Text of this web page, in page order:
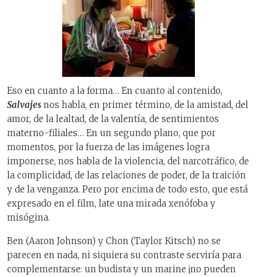
Eso en cuanto a la forma… En cuanto al contenido,
Salvajes nos habla, en primer término, de la amistad, del
amor, de la lealtad, de la valentía, de sentimientos
materno-filiales… En un segundo plano, que por
momentos, por la fuerza de las imágenes logra
imponerse, nos habla de la violencia, del narcotráfico, de
la complicidad, de las relaciones de poder, de la traición
y de la venganza. Pero por encima de todo esto, que está
expresado en el film, late una mirada xenófoba y
misógina.
Ben (Aaron Johnson) y Chon (Taylor Kitsch) no se
parecen en nada, ni siquiera su contraste serviría para
complementarse: un budista y un marine ¡no pueden